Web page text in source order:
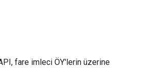
fare imleci ÖY'lerin üzerine